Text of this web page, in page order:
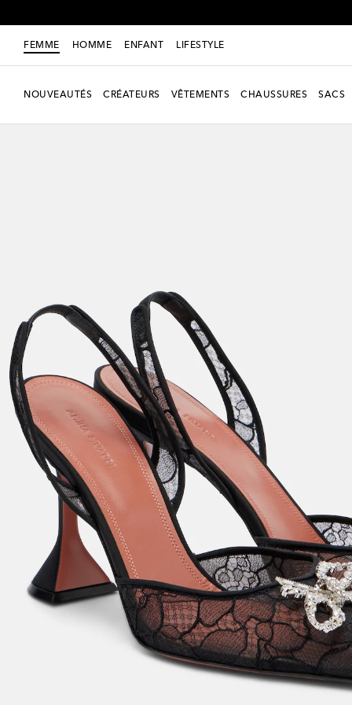
FEMME HOMME ENFANT LIFESTYLE
NOUVEAUTÉS CRÉATEURS VÊTEMENTS CHAUSSURES SACS